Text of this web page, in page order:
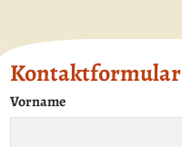
Kontaktformular
Vorname